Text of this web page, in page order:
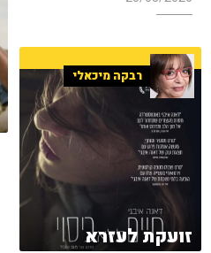
רבקה מיכאלי
זועקת לעזרא